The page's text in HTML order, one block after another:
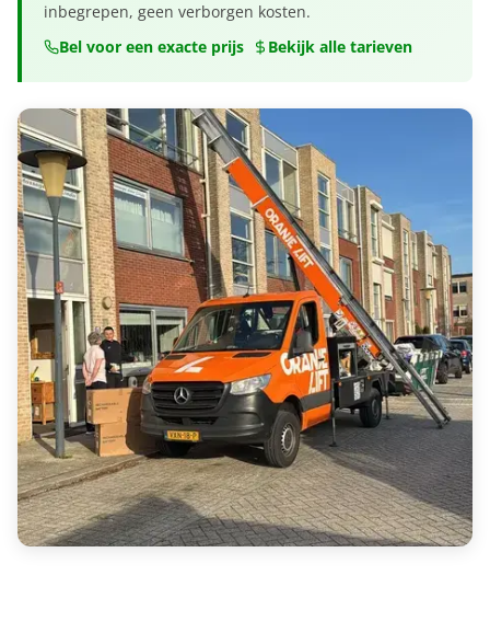
inbegrepen, geen verborgen kosten.
Bel voor een exacte prijs
Bekijk alle tarieven